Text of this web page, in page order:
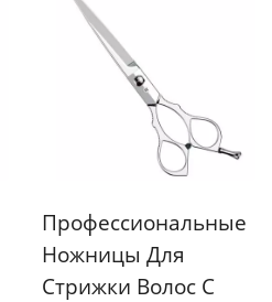
Профессиональные
Ножницы Для
Стрижки Волос С